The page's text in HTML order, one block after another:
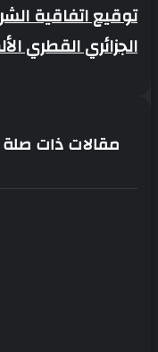
من
التركي
توقيع
اتفاقية
الشروع
الألماني
توقيع اتفاقية
الجزائري القطري
مقالات ذات صلة